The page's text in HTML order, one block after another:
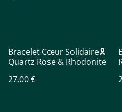
Bracelet Cœur Solidaire🎗️
Quartz Rose & Rhodonite
27,00 €